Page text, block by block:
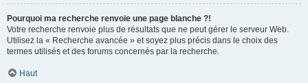
Pourquoi ma recherche renvoie une page blanche ?!
Votre recherche renvoie plus de résultats que ne peut gérer le serveur Web.
Utilisez la « Recherche avancée » et soyez plus précis dans le choix des
termes utilisés et des forums concernés par la recherche.
Haut